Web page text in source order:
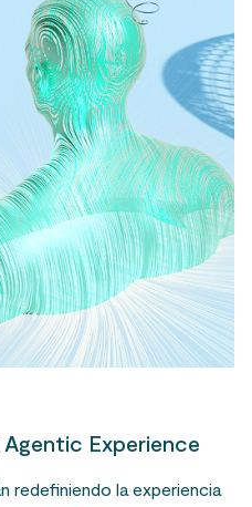
Experience
redefiniendo la experiencia